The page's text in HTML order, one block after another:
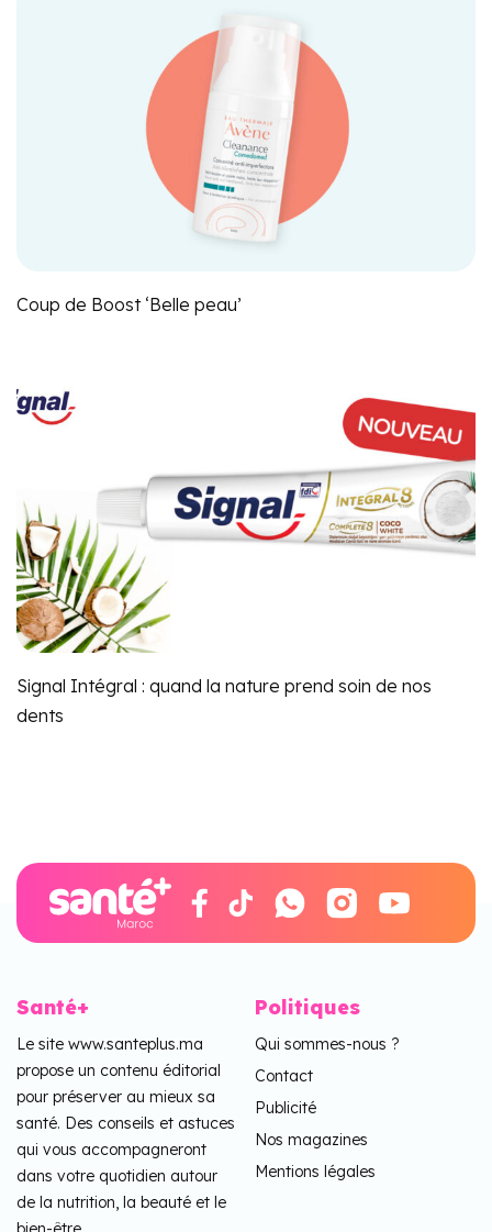
Coup de Boost ‘Belle peau’
Signal Intégral : quand la nature prend soin de nos
dents
Santé+
Le site www.santeplus.ma
propose un contenu éditorial
pour préserver au mieux sa
santé. Des conseils et astuces
qui vous accompagneront
dans votre quotidien autour
de la nutrition, la beauté et le
Politiques
Qui sommes-nous ?
Contact
Publicité
Nos magazines
Mentions légales